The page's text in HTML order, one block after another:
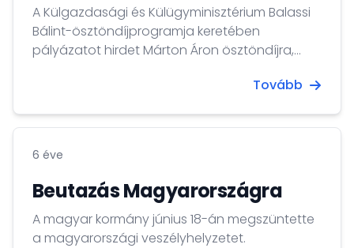
A Külgazdasági és Külügyminisztérium Balassi
Bálint-ösztöndíjprogramja keretében
pályázatot hirdet Márton Áron ösztöndíjra,
2020/2021. tanévre 10 hónap időtartamra, a
nemzetiségű vagy magukat magyar
a magyarországi felsőoktatásban szeretnének
továbbtanulni. Határidő: 2020. július 30.
Tovább
6 éve
Beutazás Magyarországra
A magyar kormány június 18-án megszüntette
a magyarországi veszélyhelyzetet.